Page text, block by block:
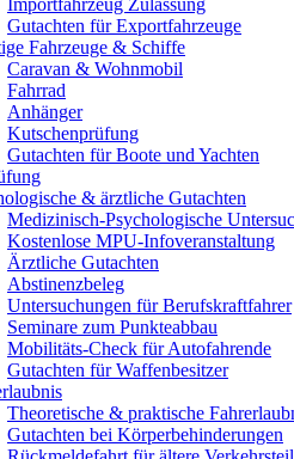
Gutachten für Exportfahrzeuge
Fahrzeuge & Schiffe
Caravan & Wohnmobil
Fahrrad
Anhänger
Kutschenprüfung
Gutachten für Boote und Yachten
& ärztliche Gutachten
Medizinisch-Psychologische
Kostenlose MPU-Infoveranstaltung
Ärztliche Gutachten
Abstinenzbeleg
Untersuchungen für Berufskraftfahrer
Seminare zum Punkteabbau
Mobilitäts-Check für Autofahrende
Gutachten für Waffenbesitzer
Theoretische & praktische
Gutachten bei Körperbehinderungen